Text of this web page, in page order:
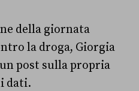
della giornata
la droga, Giorgia
post sulla propria
dati.